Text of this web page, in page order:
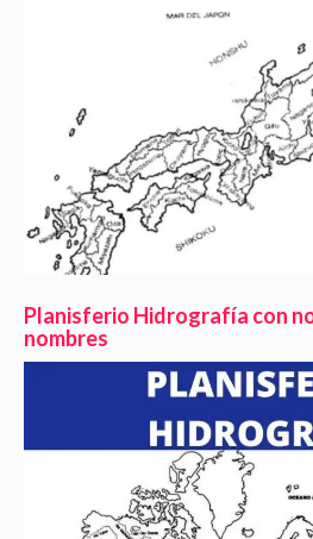
Planisferio Hidrografía con
nombres